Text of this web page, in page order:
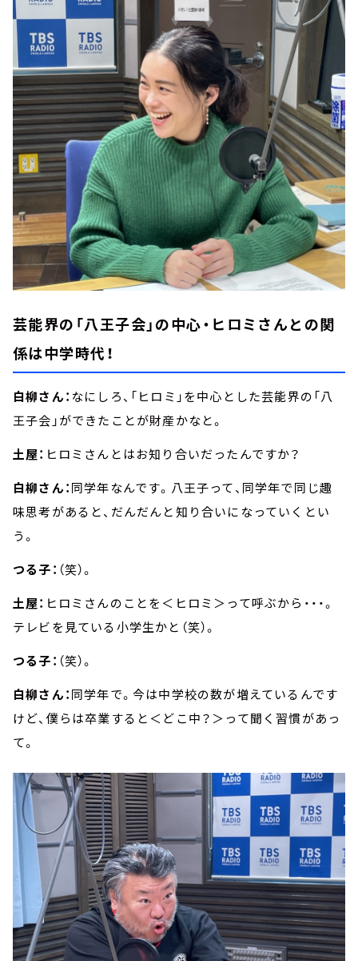
芸能界の「八王子会」の中心・ヒロミさんとの関
係は中学時代！
白柳さん： なにしろ、「ヒロミ」を中心とした芸能界の「八
王子会」ができたことが財産かなと。
土屋： ヒロミさんとはお知り合いだったんですか？
白柳さん：同学年なんです。八王子って、同学年で同じ趣
味思考があると、だんだんと知り合いになっていくとい
う。
つる子： （笑）。
土屋： ヒロミさんのことを＜ヒロミ＞って呼ぶから・・・。
テレビを見ている小学生かと（笑）。
つる子： （笑）。
白柳さん：同学年で。今は中学校の数が増えているんです
けど、僕らは卒業すると＜どこ中？＞って聞く習慣があっ
て。